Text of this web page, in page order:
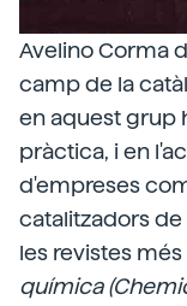
Avelino Corma
camp de la
en aquest grup
pràctica, i en
d'empreses
catalitzadors
les revistes més
química